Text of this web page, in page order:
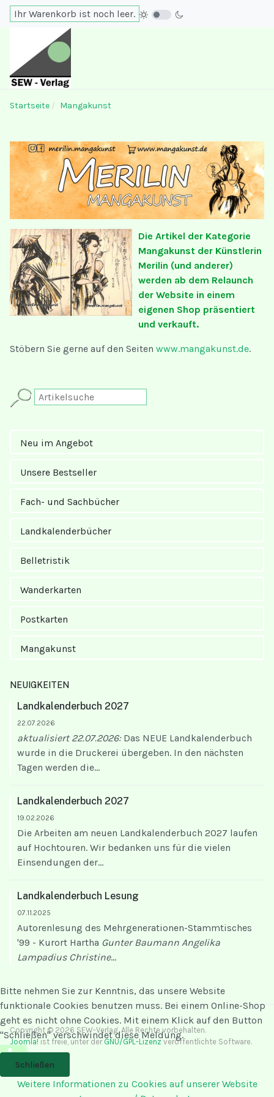
Ihr Warenkorb ist noch leer.
Startseite Mangakunst
Die Artikel der Kategorie
Mangakunst der Künstlerin
Merilin (und anderer)
werden ab dem Relaunch
der Website in einem
eigenen Shop präsentiert
und verkauft.
Stöbern Sie gerne auf den Seiten www.mangakunst.de.
Neu im Angebot
Unsere Bestseller
Fach- und Sachbücher
Landkalender­bücher
Belletristik
Wanderkarten
Postkarten
Mangakunst
NEUIGKEITEN
Landkalenderbuch 2027
22.07.2026
aktualisiert 22.07.2026:Das NEUE Landkalenderbuch
wurde in die Druckerei übergeben. In den nächsten
Tagen werden die...
Landkalenderbuch 2027
19.02.2026
Die Arbeiten am neuen Landkalenderbuch 2027 laufen
auf Hochtouren. Wir bedanken uns für die vielen
Einsendungen der...
Landkalenderbuch Lesung
07.11.2025
Autorenlesung des Mehrgenerationen-Stammtisches
'99 - Kurort Hartha Gunter Baumann Angelika
Lampadius Christine...
Copyright © 2026 SEW-Verlag. Alle Rechte vorbehalten.
Joomla! ist freie, unter der GNU/GPL-Lizenz veröffentlichte Software.
Bitte nehmen Sie zur Kenntnis, das unsere Website
funktionale Cookies benutzen muss. Bei einem Online-Shop
geht es nicht ohne Cookies. Mit einem Klick auf den Button
"Schließen" verschwindet diese Meldung.
Schließen
Weitere Informationen zu Cookies auf unserer Website